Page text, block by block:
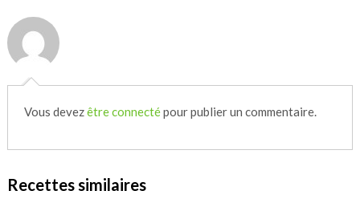
Vous devezêtre connectépour publier un commentaire.
Recettes similaires